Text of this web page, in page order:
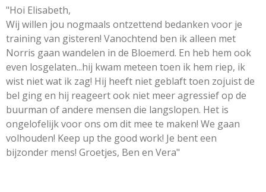
"Hoi Elisabeth,
Wij willen jou nogmaals ontzettend bedanken voor je
training van gisteren! Vanochtend ben ik alleen met
Norris gaan wandelen in de Bloemerd. En heb hem ook
even losgelaten...hij kwam meteen toen ik hem riep, ik
wist niet wat ik zag! Hij heeft niet geblaft toen zojuist de
bel ging en hij reageert ook niet meer agressief op de
buurman of andere mensen die langslopen. Het is
ongelofelijk voor ons om dit mee te maken! We gaan
volhouden! Keep up the good work! Je bent een
bijzonder mens! Groetjes, Ben en Vera"